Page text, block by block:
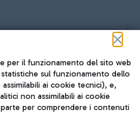
per il funzionamento del sito web
sul funzionamento dello
ai cookie tecnici), e,
non assimilabili ai cookie
per comprendere i contenuti